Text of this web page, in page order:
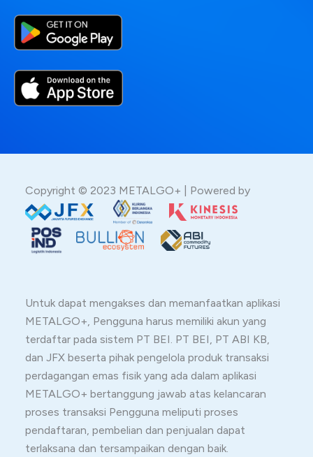
Copyright © 2023 METALGO+ | Powered by
Untuk dapat mengakses dan memanfaatkan aplikasi
METALGO+, Pengguna harus memiliki akun yang
terdaftar pada sistem PT BEI. PT BEI, PT ABI KB,
dan JFX beserta pihak pengelola produk transaksi
perdagangan emas fisik yang ada dalam aplikasi
METALGO+ bertanggung jawab atas kelancaran
proses transaksi Pengguna meliputi proses
pendaftaran, pembelian dan penjualan dapat
terlaksana dan tersampaikan dengan baik.